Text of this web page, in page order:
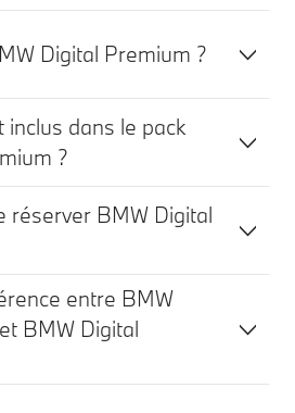
Digital Premium ?
dans le pack
?
réserver BMW Digital
entre BMW
BMW Digital